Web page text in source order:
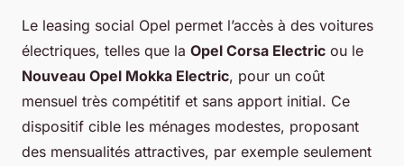
Le leasing social Opel permet l’accès à des voitures
électriques, telles que la Opel Corsa Electric ou le
Nouveau Opel Mokka Electric, pour un coût
mensuel très compétitif et sans apport initial. Ce
dispositif cible les ménages modestes, proposant
des mensualités attractives, par exemple seulement